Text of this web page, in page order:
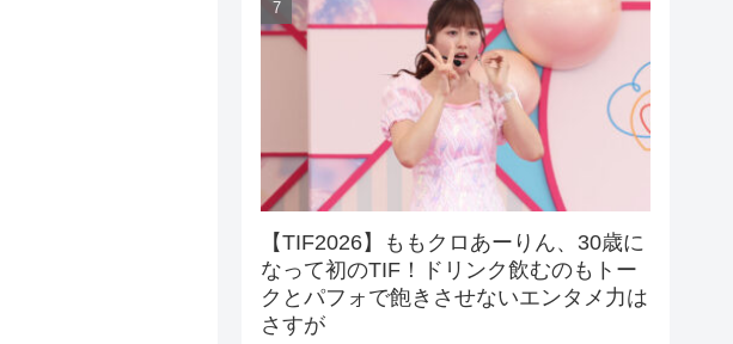
【TIF2026】ももクロあーりん、30歳に
なって初のTIF！ドリンク飲むのもトー
クとパフォで飽きさせないエンタメ力は
さすが